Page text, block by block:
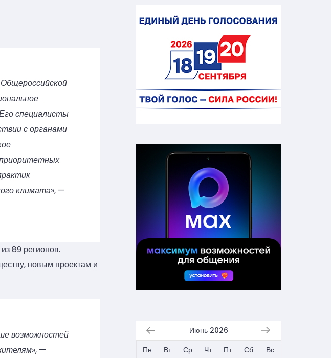
специалисты
с органами
климата», —
89 регионов.
новым проектам и
возможностей
», —
Июнь 2026
Пн
Вт Ср Чт Пт Сб
Вс